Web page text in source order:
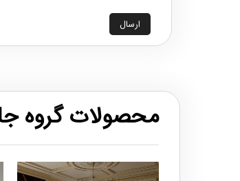
ارسال
محصولات گروه